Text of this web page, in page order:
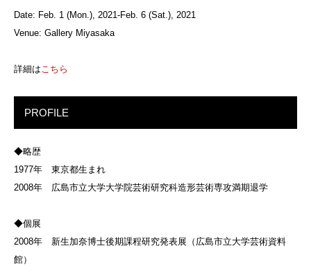
Date: Feb. 1 (Mon.), 2021-Feb. 6 (Sat.), 2021
Venue: Gallery Miyasaka
詳細はこちら
PROFILE
◆略歴
1977年 東京都生まれ
2008年 広島市立大学大学院芸術研究科造形芸術専攻満期退学
◆個展
2008年 新生加奈博士後期課程研究発表展（広島市立大学芸術資料
館）